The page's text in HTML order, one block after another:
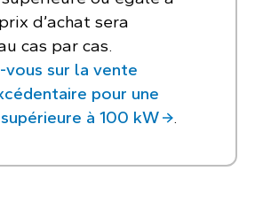
prix d’achat sera
cas par cas.
vous sur la vente
pour une
à 100 kW
.